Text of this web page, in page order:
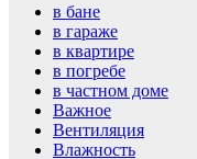
в бане
в гараже
в квартире
в погребе
в частном доме
Важное
Вентиляция
Влажность